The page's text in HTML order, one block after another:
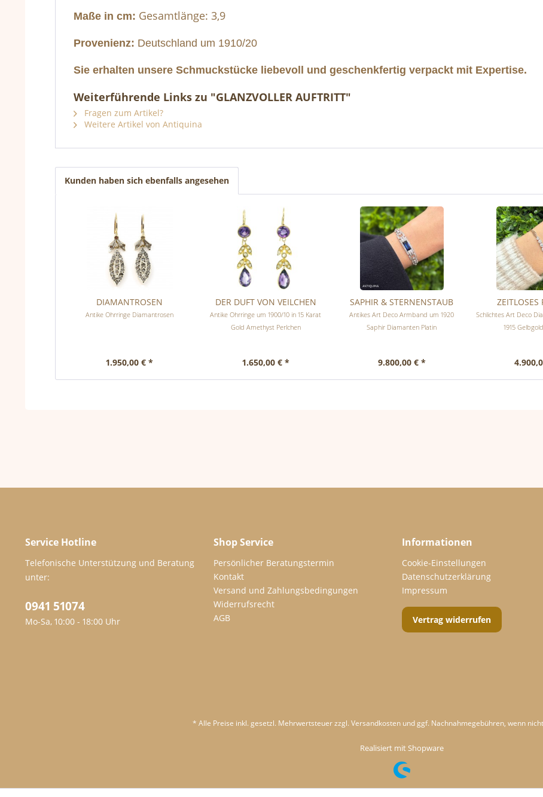
Maße in cm: Gesamtlänge: 3,9
Provenienz: Deutschland um 1910/20
Sie erhalten unsere Schmuckstücke liebevoll und geschenkfertig verpackt mit Expertise.
Weiterführende Links zu "GLANZVOLLER AUFTRITT"
Fragen zum Artikel?
Weitere Artikel von Antiquina
Kunden haben sich ebenfalls angesehen
DIAMANTROSEN
Antike Ohrringe Diamantrosen
1.950,00 € *
DER DUFT VON VEILCHEN
Antike Ohrringe um 1900/10 in 15 Karat
Gold Amethyst Perlchen
1.650,00 € *
SAPHIR & STERNENSTAUB
Antikes Art Deco Armband um 1920
Saphir Diamanten Platin
9.800,00 € *
ZEITLOSES
Schlichtes Art Deco
1915
Service Hotline
Telefonische Unterstützung und Beratung
unter:
0941 51074
Mo-Sa, 10:00 - 18:00 Uhr
Shop Service
Persönlicher Beratungstermin
Kontakt
Versand und Zahlungsbedingungen
Widerrufsrecht
AGB
Informationen
Cookie-Einstellungen
Datenschutzerklärung
Impressum
Vertrag widerrufen
* Alle Preise inkl. gesetzl. Mehrwertsteuer zzgl. Versandkostenund ggf. Nachnahmegebühren, wenn
Realisiert mit Shopware